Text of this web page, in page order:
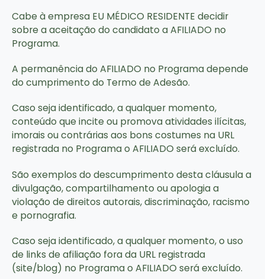
Cabe à empresa EU MÉDICO RESIDENTE decidir
sobre a aceitação do candidato a AFILIADO no
Programa.
A permanência do AFILIADO no Programa depende
do cumprimento do Termo de Adesão.
Caso seja identificado, a qualquer momento,
conteúdo que incite ou promova atividades ilícitas,
imorais ou contrárias aos bons costumes na URL
registrada no Programa o AFILIADO será excluído.
São exemplos do descumprimento desta cláusula a
divulgação, compartilhamento ou apologia a
violação de direitos autorais, discriminação, racismo
e pornografia.
Caso seja identificado, a qualquer momento, o uso
de links de afiliação fora da URL registrada
(site/blog) no Programa o AFILIADO será excluído.